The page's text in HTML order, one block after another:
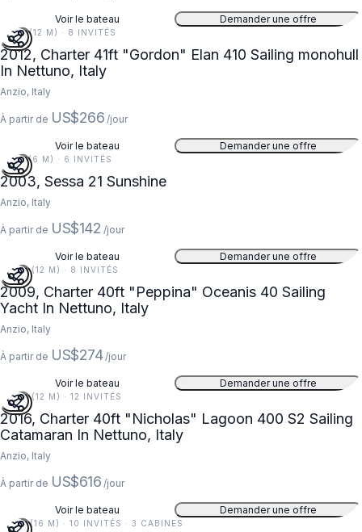
Voir le bateau Demander une offre
41 FT (12 M) · 8 INVITÉS
2012, Charter 41ft "Gordon" Elan 410 Sailing monohull
In Nettuno, Italy
Anzio, Italy
À partir de US$266 /jour
Voir le bateau Demander une offre
21 FT (6 M) · 6 INVITÉS
2003, Sessa 21 Sunshine
Anzio, Italy
À partir de US$142 /jour
Voir le bateau Demander une offre
40 FT (12 M) · 8 INVITÉS
2009, Charter 40ft "Peppina" Oceanis 40 Sailing
Yacht In Nettuno, Italy
Anzio, Italy
À partir de US$274 /jour
Voir le bateau Demander une offre
40 FT (12 M) · 12 INVITÉS
2016, Charter 40ft "Nicholas" Lagoon 400 S2 Sailing
Catamaran In Nettuno, Italy
Anzio, Italy
À partir de US$616 /jour
Voir le bateau Demander une offre
52 FT (16 M) · 10 INVITÉS · 3 CABINES